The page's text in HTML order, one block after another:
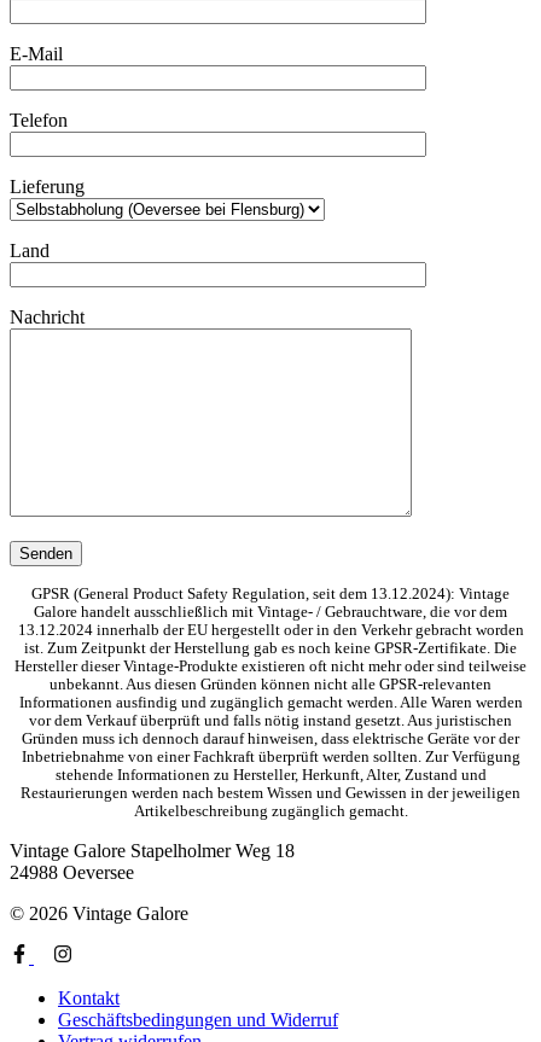
E-Mail
Telefon
Lieferung
Land
Nachricht
GPSR (General Product Safety Regulation, seit dem 13.12.2024): Vintage
Galore handelt ausschließlich mit Vintage- / Gebrauchtware, die vor dem
13.12.2024 innerhalb der EU hergestellt oder in den Verkehr gebracht worden
ist. Zum Zeitpunkt der Herstellung gab es noch keine GPSR-Zertifikate. Die
Hersteller dieser Vintage-Produkte existieren oft nicht mehr oder sind teilweise
unbekannt. Aus diesen Gründen können nicht alle GPSR-relevanten
Informationen ausfindig und zugänglich gemacht werden. Alle Waren werden
vor dem Verkauf überprüft und falls nötig instand gesetzt. Aus juristischen
Gründen muss ich dennoch darauf hinweisen, dass elektrische Geräte vor der
Inbetriebnahme von einer Fachkraft überprüft werden sollten. Zur Verfügung
stehende Informationen zu Hersteller, Herkunft, Alter, Zustand und
Restaurierungen werden nach bestem Wissen und Gewissen in der jeweiligen
Artikelbeschreibung zugänglich gemacht.
Vintage Galore Stapelholmer Weg 18
24988 Oeversee
© 2026 Vintage Galore
Kontakt
Geschäftsbedingungen und Widerruf